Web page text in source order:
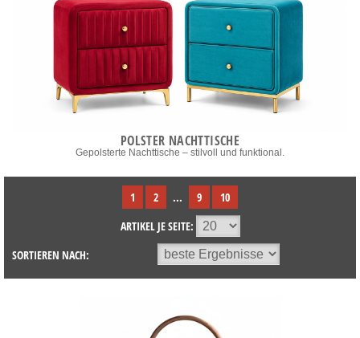
POLSTER NACHTTISCHE
Gepolsterte Nachttische – stilvoll und funktional.
1 2 ... 9
10
ARTIKEL JE SEITE:
SORTIEREN NACH: